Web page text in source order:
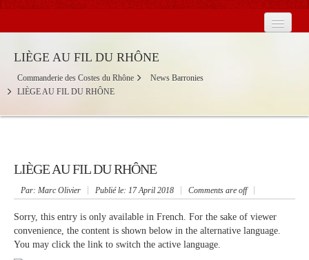
Baronnies
Calendar
2026
LIÈGE AU FIL DU RHÔNE
Commanderie des Costes du Rhône
News Barronies
LIÈGE AU FIL DU RHÔNE
LIÈGE AU FIL DU RHÔNE
Par: Marc Olivier Publié le: 17 April 2018 Comments are off
Sorry, this entry is only available in French . For the sake of viewer
convenience, the content is shown below in the alternative language.
You may click the link to switch the active language.